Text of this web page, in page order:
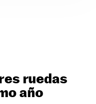
ruedas
año